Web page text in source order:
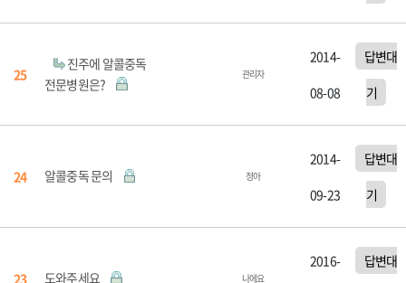
25
진주에 알콜중독
전문병원은?
관리자
2014-
08-08
답변대
기
24 알콜중독 문의 정아
2014-
09-23
답변대
기
23 도와주세요 나에요
2016-
답변대